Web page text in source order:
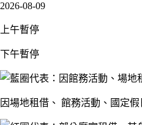
2026-08-09
上午暫停
下午暫停
因場地租借、 館務活動、國定